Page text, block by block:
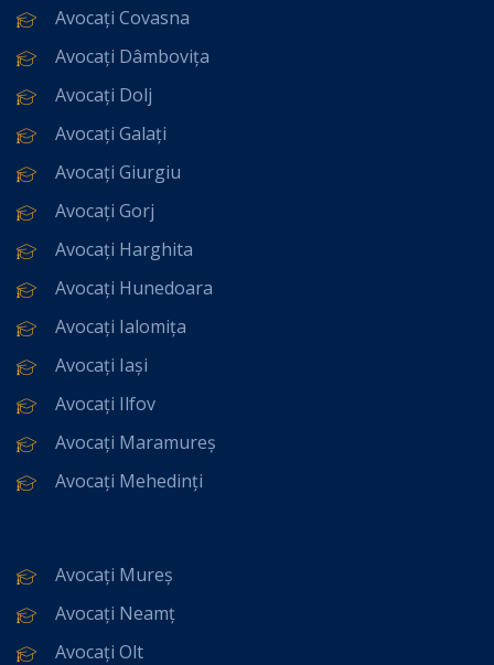
Avocați Covasna
Avocați Dâmbovița
Avocați Dolj
Avocați Galați
Avocați Giurgiu
Avocați Gorj
Avocați Harghita
Avocați Hunedoara
Avocați Ialomița
Avocați Iași
Avocați Ilfov
Avocați Maramureș
Avocați Mehedinți
Avocați Mureș
Avocați Neamț
Avocați Olt